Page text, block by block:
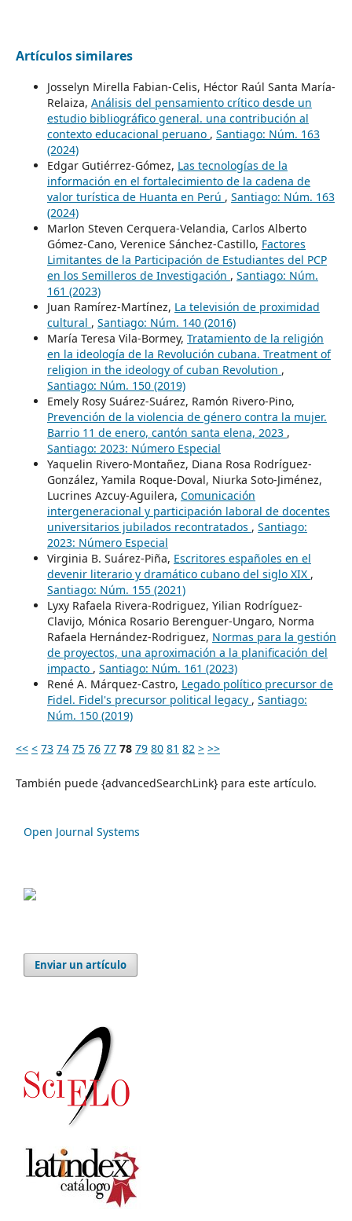
Artículos similares
Josselyn Mirella Fabian-Celis, Héctor Raúl Santa María-
Relaiza, Análisis del pensamiento crítico desde un
estudio bibliográfico general. una contribución al
contexto educacional peruano , Santiago: Núm. 163
(2024)
Edgar Gutiérrez-Gómez, Las tecnologías de la
información en el fortalecimiento de la cadena de
valor turística de Huanta en Perú , Santiago: Núm. 163
(2024)
Marlon Steven Cerquera-Velandia, Carlos Alberto
Gómez-Cano, Verenice Sánchez-Castillo, Factores
Limitantes de la Participación de Estudiantes del PCP
en los Semilleros de Investigación , Santiago: Núm.
161 (2023)
Juan Ramírez-Martínez, La televisión de proximidad
cultural , Santiago: Núm. 140 (2016)
María Teresa Vila-Bormey, Tratamiento de la religión
en la ideología de la Revolución cubana. Treatment of
religion in the ideology of cuban Revolution ,
Santiago: Núm. 150 (2019)
Emely Rosy Suárez-Suárez, Ramón Rivero-Pino,
Prevención de la violencia de género contra la mujer.
Barrio 11 de enero, cantón santa elena, 2023 ,
Santiago: 2023: Número Especial
Yaquelin Rivero-Montañez, Diana Rosa Rodríguez-
González, Yamila Roque-Doval, Niurka Soto-Jiménez,
Lucrines Azcuy-Aguilera, Comunicación
intergeneracional y participación laboral de docentes
universitarios jubilados recontratados , Santiago:
2023: Número Especial
Virginia B. Suárez-Piña, Escritores españoles en el
devenir literario y dramático cubano del siglo XIX ,
Santiago: Núm. 155 (2021)
Lyxy Rafaela Rivera-Rodriguez, Yilian Rodríguez-
Clavijo, Mónica Rosario Berenguer-Ungaro, Norma
Rafaela Hernández-Rodriguez, Normas para la gestión
de proyectos, una aproximación a la planificación del
impacto , Santiago: Núm. 161 (2023)
René A. Márquez-Castro, Legado político precursor de
Fidel. Fidel's precursor political legacy , Santiago:
Núm. 150 (2019)
<< < 73 74 75 76 77 78 79 80 81 82 > >>
También puede {advancedSearchLink} para este artículo.
Open Journal Systems
Enviar un artículo